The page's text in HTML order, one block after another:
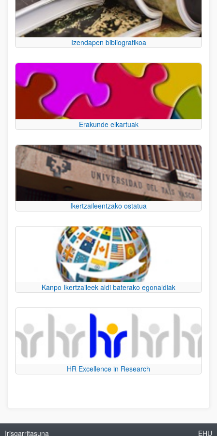
Izendapen bibliografikoa
Erakunde elkartuak
Ikertzaileentzako ostatua
Kanpo Ikertzaileek aldi baterako egonaldiak
HR Excellence in Research
Irisgarritasuna EHU